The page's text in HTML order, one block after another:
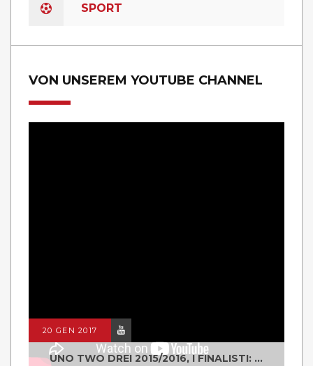
SPORT
VON UNSEREM YOUTUBE CHANNEL
20 GEN 2017
UNO TWO DREI 2015/2016, I FINALISTI: CLASSE IV ALS ISTITUTO "DEGASPERI" BORGO VALSUGANA